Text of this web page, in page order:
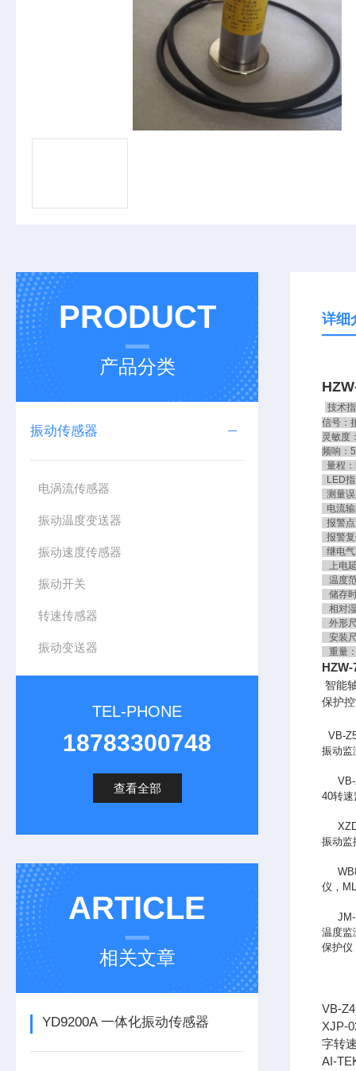
PRODUCT
产品分类
振动传感器
电涡流传感器
振动温度变送器
振动速度传感器
振动开关
转速传感器
振动变送器
TEL-PHONE
18783300748
查看全部
ARTICLE
相关文章
YD9200A 一体化振动传感器
详细
技术
信号：
灵敏度
频响：
量程
LED
测量
电流
报警
报警
继电
上电
温度
储存
相对
外形
安装
重量
智能
保护
VB-
振动监
VB-
40转
振动监
仪，
JM-
温度监
保护仪
VB-
XJP-
字转
AI-